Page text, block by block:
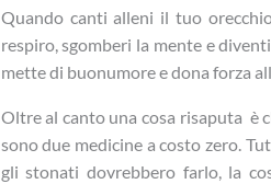
Quando canti alleni il tuo
respiro, sgomberi la mente e
mette di buonumore e dona forza
Oltre al canto una cosa risaputa è
sono due medicine a costo zero.
gli stonati dovrebbero farlo, la